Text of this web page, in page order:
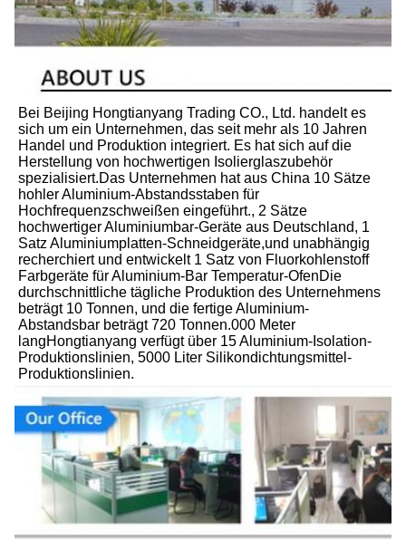
Bei Beijing Hongtianyang Trading CO., Ltd. handelt es
sich um ein Unternehmen, das seit mehr als 10 Jahren
Handel und Produktion integriert. Es hat sich auf die
Herstellung von hochwertigen Isolierglaszubehör
spezialisiert.Das Unternehmen hat aus China 10 Sätze
hohler Aluminium-Abstandsstaben für
Hochfrequenzschweißen eingeführt., 2 Sätze
hochwertiger Aluminiumbar-Geräte aus Deutschland, 1
Satz Aluminiumplatten-Schneidgeräte,und unabhängig
recherchiert und entwickelt 1 Satz von Fluorkohlenstoff
Farbgeräte für Aluminium-Bar Temperatur-OfenDie
durchschnittliche tägliche Produktion des Unternehmens
beträgt 10 Tonnen, und die fertige Aluminium-
Abstandsbar beträgt 720 Tonnen.000 Meter
langHongtianyang verfügt über 15 Aluminium-Isolation-
Produktionslinien, 5000 Liter Silikondichtungsmittel-
Produktionslinien.